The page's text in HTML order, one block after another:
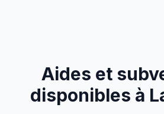
Aides et
disponibles à